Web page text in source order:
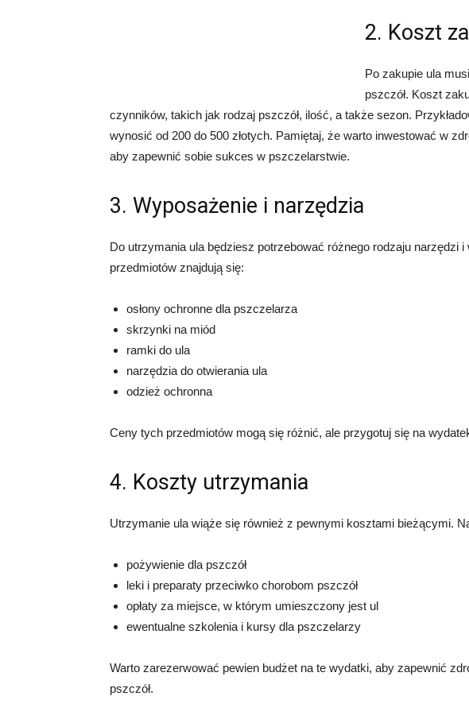
2. Koszt
Po zakupie ula
pszczół. Koszt
czynników, takich jak rodzaj pszczół, ilość, a także sezon.
wynosić od 200 do 500 złotych. Pamiętaj, że warto inwestować w
aby zapewnić sobie sukces w pszczelarstwie.
3. Wyposażenie i narzędzia
Do utrzymania ula będziesz potrzebować różnego rodzaju narzędzi
przedmiotów znajdują się:
osłony ochronne dla pszczelarza
skrzynki na miód
ramki do ula
narzędzia do otwierania ula
odzież ochronna
Ceny tych przedmiotów mogą się różnić, ale przygotuj się na
4. Koszty utrzymania
Utrzymanie ula wiąże się również z pewnymi kosztami bieżącymi.
pożywienie dla pszczół
leki i preparaty przeciwko chorobom pszczół
opłaty za miejsce, w którym umieszczony jest ul
ewentualne szkolenia i kursy dla pszczelarzy
Warto zarezerwować pewien budżet na te wydatki, aby zapewnić
pszczół.